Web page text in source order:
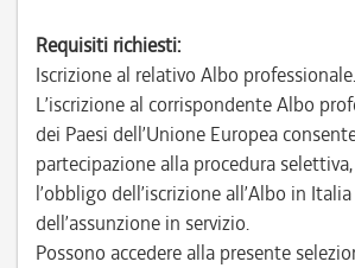
Requisiti richiesti:
Iscrizione al relativo Albo professionale.
L’iscrizione al corrispondente Albo
dei Paesi dell’Unione Europea
partecipazione alla procedura
l’obbligo dell’iscrizione all’Albo in
dell’assunzione in servizio.
Possono accedere alla presente